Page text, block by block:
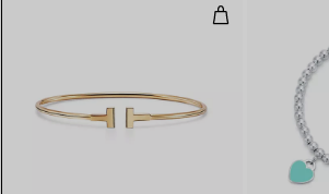
Schmaler